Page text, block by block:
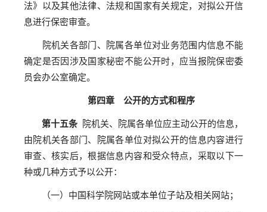
法》以及其他法律、法规和国家有关规定，对拟公开信
息进行保密审查。
院机关各部门、院属各单位对业务范围内信息不能
确定是否因涉及国家秘密不能公开时，应当报院保密委
员会办公室确定。
第四章 公开的方式和程序
第十五条 院机关、院属各单位应主动公开的信息，
由院机关各部门、院属各单位对拟公开的信息内容进行
审查、核实后，根据信息内容和受众特点，采取以下一
种或几种方式予以公开：
（一）中国科学院网站或本单位子站及相关网站；